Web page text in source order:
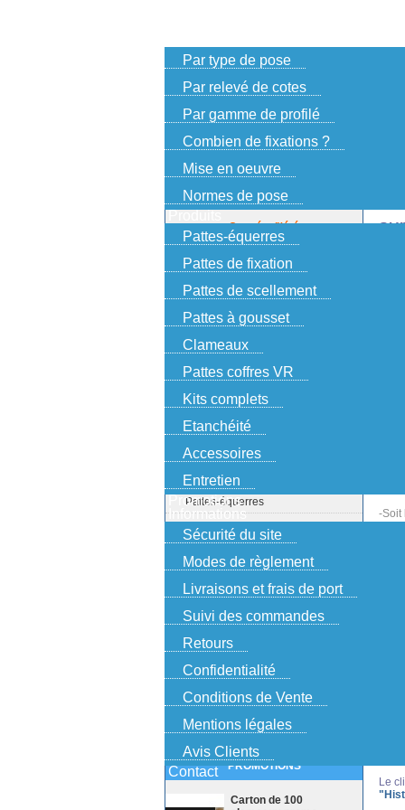
Par type de pose
Par relevé de cotes
Par gamme de profilé
Combien de fixations ?
Mise en oeuvre
Normes de pose
Pattes-équerres
Pattes de fixation
Pattes de scellement
Pattes à gousset
Clameaux
Pattes coffres VR
Kits complets
Etanchéité
Accessoires
Entretien
Promotions
Informations
Sécurité du site
Modes de règlement
Livraisons et frais de port
Suivi des commandes
Retours
Confidentialité
Conditions de Vente
Mentions légales
Avis Clients
Contact
INFORMATION !
Congés d\'été
Derniers enregistrements le 22 juillet
pour expédition le 23
Prochaines expéditions
10% pendant les congés.
Entrez le code: vacances
au bas de votre commande.
PRODUITS
Pattes-équerres
Pattes de fixation
Clameaux
Pattes volets roulants
Kits complets
Etanchéité
Accessoires
Entretien
PROMOTIONS
Carton de 100
-Soit
Le